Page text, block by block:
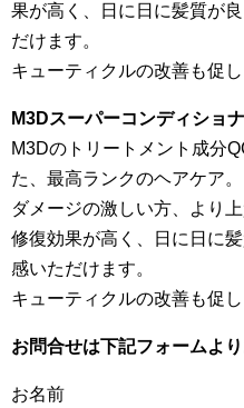
果が高く、日に日に髪質が
だけます。
キューティクルの改善も促し
M3Dスーパーコンディショ
M3Dのトリートメント成分
た、最高ランクのヘアケア。
ダメージの激しい方、より
修復効果が高く、日に日に
感いただけます。
キューティクルの改善も促し
お問合せは下記フォームより
お名前